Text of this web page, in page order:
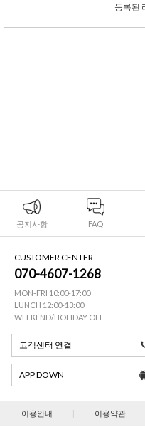
등록된
공지사항 FAQ
CUSTOMER CENTER
070-4607-1268
MON-FRI 10:00-17:00
LUNCH 12:00-13:00
WEEKEND/HOLIDAY OFF
고객센터 연결
APP DOWN
이용안내 | 이용약관